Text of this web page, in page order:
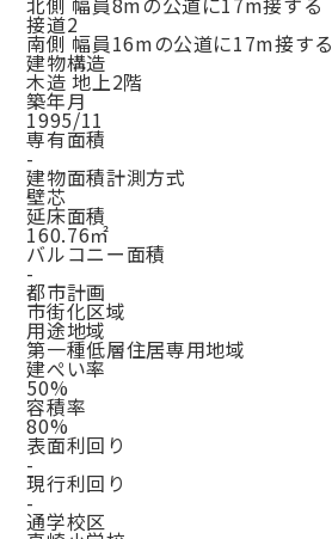
接道2
南側 幅員16mの公道に17m接する
建物構造
木造 地上2階
築年月
1995/11
専有面積
-
建物面積計測方式
壁芯
延床面積
160.76㎡
バルコニー面積
-
都市計画
市街化区域
用途地域
第一種低層住居専用地域
建ぺい率
50%
容積率
80%
表面利回り
-
現行利回り
-
通学校区